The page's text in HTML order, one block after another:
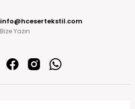
info@hcesertekstil.com
Bize Yazın